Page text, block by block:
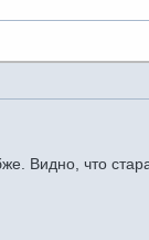
Видно, что